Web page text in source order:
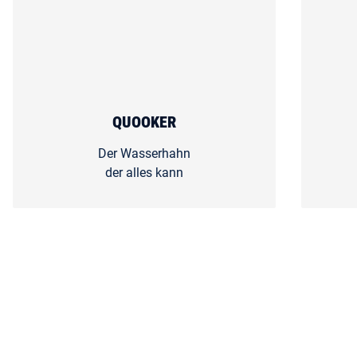
QUOOKER
Der Wasserhahn
der alles kann